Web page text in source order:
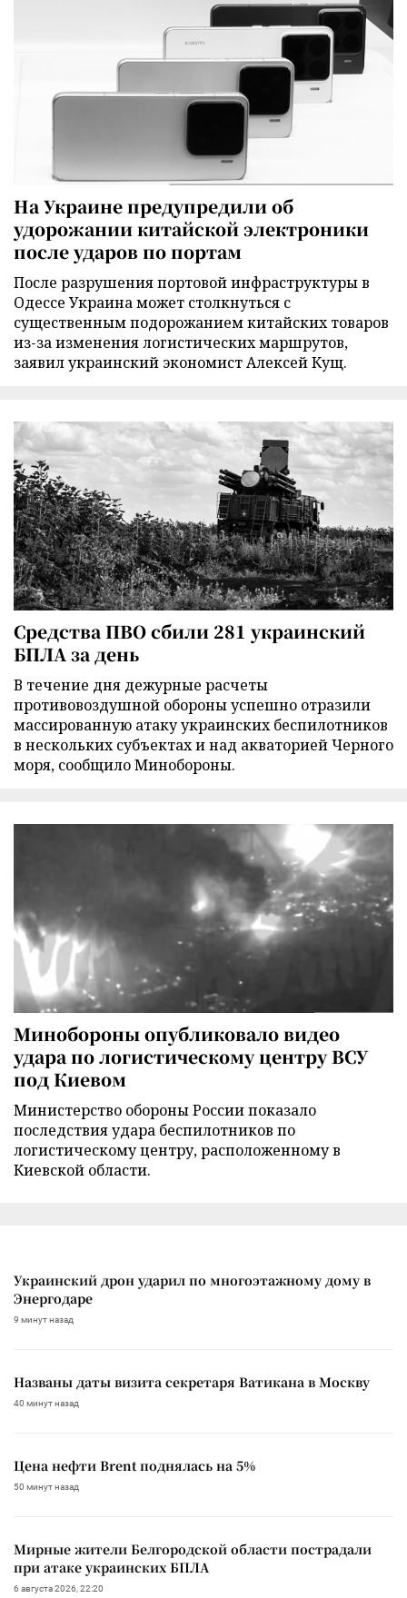
На Украине предупредили об
удорожании китайской электроники
после ударов по портам
После разрушения портовой инфраструктуры в
Одессе Украина может столкнуться с
существенным подорожанием китайских товаров
из-за изменения логистических маршрутов,
заявил украинский экономист Алексей Кущ.
Средства ПВО сбили 281 украинский
БПЛА за день
В течение дня дежурные расчеты
противовоздушной обороны успешно отразили
массированную атаку украинских беспилотников
в нескольких субъектах и над акваторией Черного
моря, сообщило Минобороны.
Минобороны опубликовало видео
удара по логистическому центру ВСУ
под Киевом
Министерство обороны России показало
последствия удара беспилотников по
логистическому центру, расположенному в
Киевской области.
Украинский дрон ударил по многоэтажному дому в
Энергодаре
9 минут назад
Названы даты визита секретаря Ватикана в Москву
40 минут назад
Цена нефти Brent поднялась на 5%
50 минут назад
Мирные жители Белгородской области пострадали
при атаке украинских БПЛА
6 августа 2026, 22:20